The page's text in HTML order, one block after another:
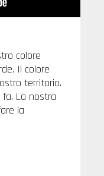
colore
Il colore
territorio.
La nostra
la